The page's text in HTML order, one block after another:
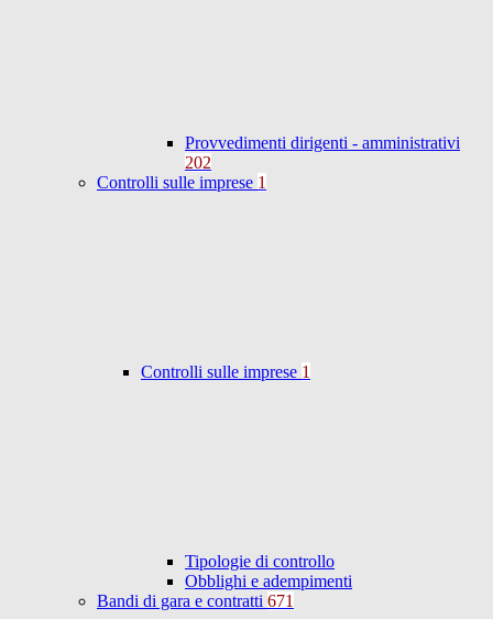
Provvedimenti dirigenti - amministrativi
202
Controlli sulle imprese 1
Controlli sulle imprese 1
Tipologie di controllo
Obblighi e adempimenti
Bandi di gara e contratti 671